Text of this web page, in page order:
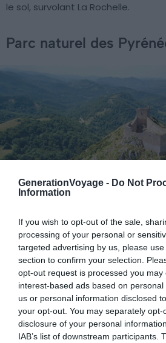
GenerationVoyage - Do Not
Information
If you wish to opt-out of the sale,
processing of your personal or
targeted advertising by us, please
section to confirm your selection.
opt-out request is processed you may
interest-based ads based on
us or personal information disclosed
your opt-out. You may separately
disclosure of your personal
IAB’s list of downstream participants.
le sol, survolant La Rochelle.
Parc naturel des
Pourquoi nous l’avons sélectionné :
Pyrénées Ariégeoises offre une
s’élancer dans les airs. Ce
châteaux médiévaux et des
grandioses. Ce lieu est idéal pour
vous embrassez d’un seul regard